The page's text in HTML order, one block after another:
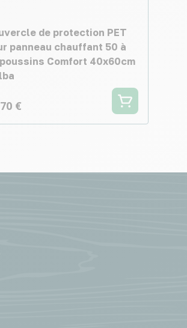
de protection PET
panneau chauffant 50 à
Comfort 40x60cm
€